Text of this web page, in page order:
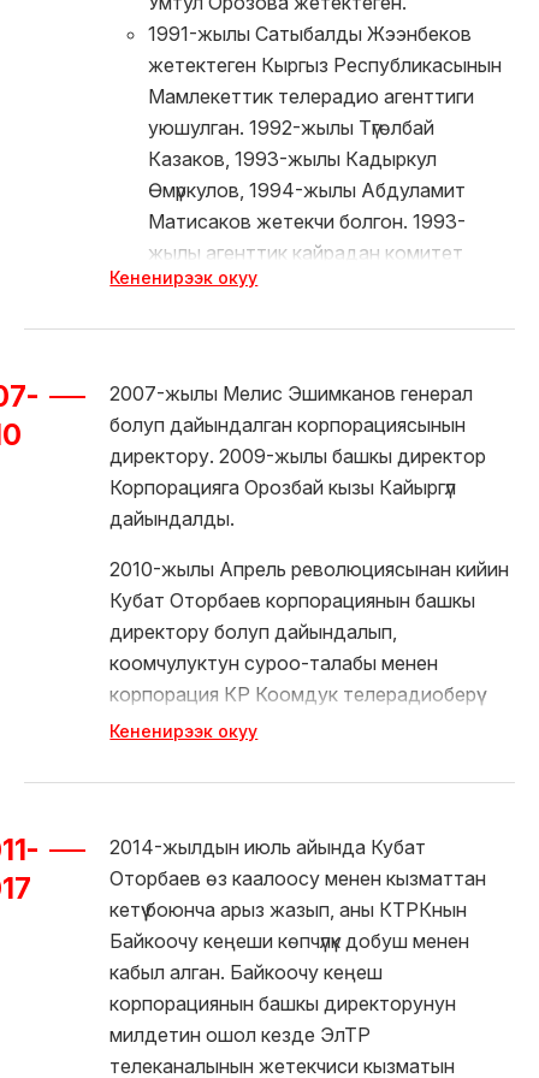
телестудия имараты курулган.
1991-жылы Сатыбалды Жээнбеков
жетектеген Кыргыз Республикасынын
Мамлекеттик телерадио агенттиги
уюшулган. 1992-жылы Түгөлбай
Казаков, 1993-жылы Кадыркул
Өмүркулов, 1994-жылы Абдуламит
Матисаков жетекчи болгон. 1993-
жылы агенттик кайрадан комитет
болуп кайра түзүлгөн. 1995-жылы кыргыз
Кененирээк окуу
2007-жылы Мелис Эшимканов генерал
болуп дайындалган корпорациясынын
директору. 2009-жылы башкы директор
Корпорацияга Орозбай кызы Кайыргүл
дайындалды.
2010-жылы Апрель революциясынан кийин
Кубат Оторбаев корпорациянын башкы
директору болуп дайындалып,
коомчулуктун суроо-талабы менен
корпорация КР Коомдук телерадиоберүү
корпорациясы статусуна ээ болгон.
жөнүндө буйрукка Кыргыз
2010-жылы Коомдук телерадиоберүү
корпорациясынын Байкоочу кеңеши
шайланып, анын курамына 15 мүчө кирген.
Байкоочу кеңештин төрайымы болуп
Эльвира Сариева шайланды.
Корпорациянын башкы директорлук
кызматына сынак жарыяланып, 2010-
жылдын декабрь айында анын жыйынтыгы
Кененирээк окуу
2014-жылдын июль айында Кубат
Оторбаев өз каалоосу менен кызматтан
кетүү боюнча арыз жазып, аны КТРКнын
Байкоочу кеңеши көпчүлүк добуш менен
кабыл алган. Байкоочу кеңеш
корпорациянын башкы директорунун
милдетин ошол кезде ЭлТР
телеканалынын жетекчиси кызматын